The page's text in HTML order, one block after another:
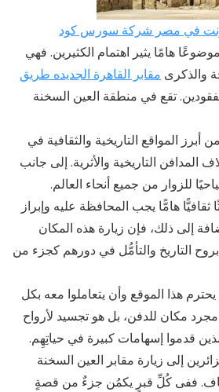
في مصر شركة سورس كود
هامًا يثير اهتمام الكثيرين. فهي
والذكرى مقابر القاهرة الجديده طريق
تقع في منطقة العين السخنة
أبرز المواقع التاريخية والثقافية في
المدافن التاريخية والأثرية. إلى جانب
للزوار من جميع أنحاء العالم.
هامًّا يجب المحافظة عليه وإبراز
إلى ذلك، فإن زیارة هذه المکان
التاریخ والتأمُّل في دورهم كجزء من
هذا الموقع وأن يتعاملوا معه بكل
مكان للدفن، بل هو تجسيد لأرواح
قدموا إسهامات كبيرة في حیاتِهِم.
إلى زیارة مقابر العین السخنة
ففی كُلِّ قبرٍ یکمُن جزءٌ من قصةٍ